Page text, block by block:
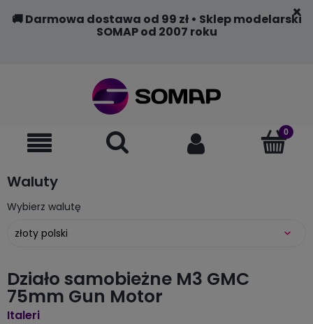
🚚 Darmowa dostawa od 99 zł • Sklep modelarski
SOMAP od 2007 roku
Waluty
Wybierz walutę
Działo samobieżne M3 GMC
75mm Gun Motor
Italeri